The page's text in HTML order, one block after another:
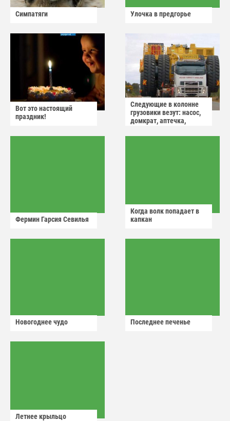
Симпатяги Улочка в предгорье
Вот это настоящий
праздник!
Следующие в колонне
грузовики везут: насос,
домкрат, аптечка,
Фермин Гарсия Севилья
Когда волк попадает в
капкан
Новогоднее чудо Последнее печенье
Летнее крыльцо